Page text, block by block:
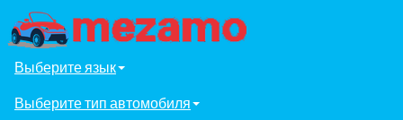
Выберите язык
Выберите тип автомобиля